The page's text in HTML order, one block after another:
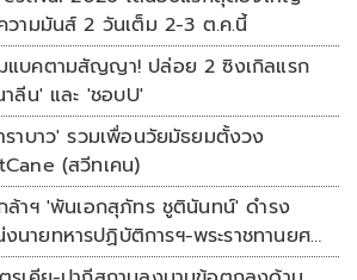
วามมันส์ 2 วันเต็ม 2-3 ต.ค.นี้
แบคตามสัญญา! ปล่อย 2 ซิงเกิลแรก
าลีน' และ 'ชอบU'
าบาว' รวมเพื่อนวัยมัธยมตั้งวง
(สวีทเคน)
ล้าฯ 'พันเอกสุภัทร ชูตินันทน์' ดำรง
นายทหารปฏิบัติการฯ-พระราชทานยศ